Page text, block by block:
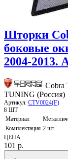
Шторки
боковые
2004-2013.
Cobra
TUNING (Россия)
Артикул: CTV0024(F)
8 ШТ
Материал
Комплектация 2 шт.
ЦЕНА
101 р.